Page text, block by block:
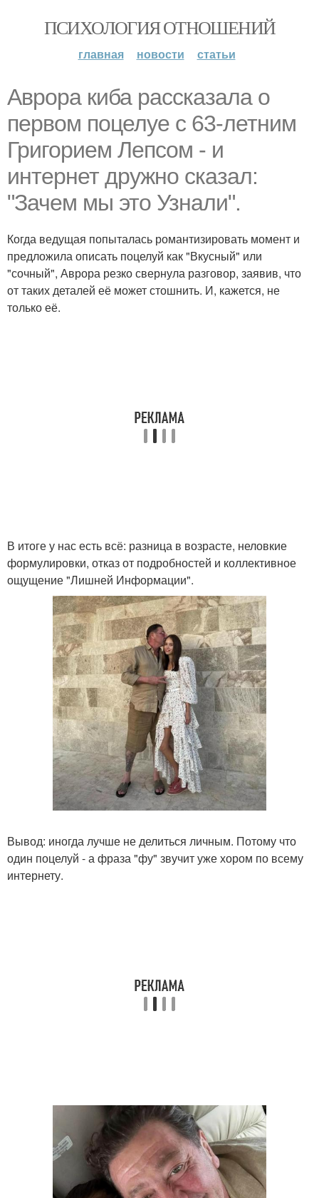
ПСИХОЛОГИЯ ОТНОШЕНИЙ
главная новости статьи
Аврора киба рассказала о
первом поцелуе с 63-летним
Григорием Лепсом - и
интернет дружно сказал:
"Зачем мы это Узнали".
Когда ведущая попыталась романтизировать момент и
предложила описать поцелуй как "Вкусный" или
"сочный", Аврора резко свернула разговор, заявив, что
от таких деталей её может стошнить. И, кажется, не
только её.
В итоге у нас есть всё: разница в возрасте, неловкие
формулировки, отказ от подробностей и коллективное
ощущение "Лишней Информации".
Вывод: иногда лучше не делиться личным. Потому что
один поцелуй - а фраза "фу" звучит уже хором по всему
интернету.